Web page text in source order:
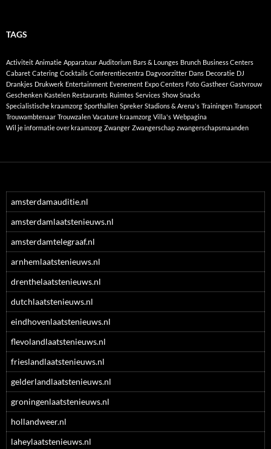
TAGS
Activiteit Animatie Apparatuur Auditorium Bars & Lounges Brunch Business Centers
Cabaret Catering Cocktails Conferentiecentra Dagvoorzitter Dans Decoratie DJ
Drankjes Drukwerk Entertainment Evenement Expo Centers Foto Gastheer Gastvrouw
Geschenken Kastelen Restaurants Ruimtes Services Show Snacks
Specialistische kraamzorg Sporthallen Spreker Stadions & Arena's Trainingen Transport
Trouwambtenaar Trouwzalen Vacature kraamzorg Villa's Webpagina
Wil je informatie over kraamzorg Zwanger Zwangerschap zwangerschapsmaanden
amsterdamauditie.nl
amsterdamlaatstenieuws.nl
amsterdamtelegraaf.nl
arnhemlaatstenieuws.nl
drenthelaatstenieuws.nl
dutchlaatstenieuws.nl
eindhovenlaatstenieuws.nl
flevolandlaatstenieuws.nl
frieslandlaatstenieuws.nl
gelderlandlaatstenieuws.nl
groningenlaatstenieuws.nl
hollandweer.nl
laheylaatstenieuws.nl